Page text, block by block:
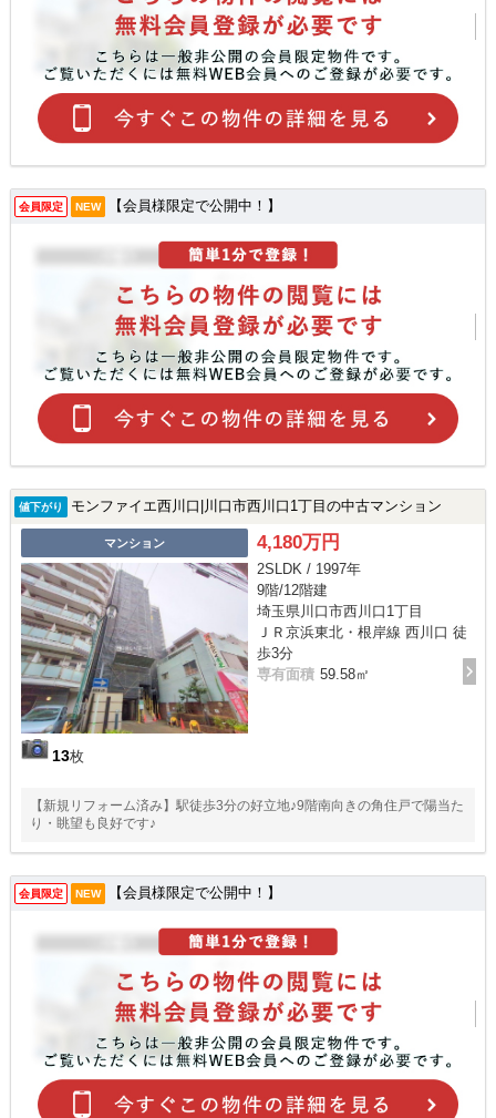
会員限定 NEW 【会員様限定で公開中！】
値下がり モンファイエ西川口|川口市西川口1丁目の中古マンション
マンション
13枚
4,180万円
2SLDK / 1997年
9階/12階建
埼玉県川口市西川口1丁目
ＪＲ京浜東北・根岸線 西川口 徒
歩3分
専有面積 59.58㎡
【新規リフォーム済み】駅徒歩3分の好立地♪9階南向きの角住戸で陽当た
り・眺望も良好です♪
会員限定 NEW 【会員様限定で公開中！】